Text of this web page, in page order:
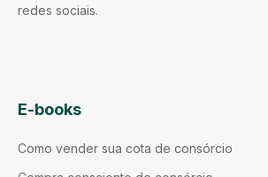
redes sociais.
E-books
Como vender sua cota de consórcio